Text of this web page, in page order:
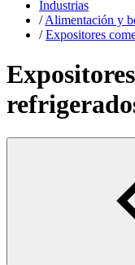
Industrias
/ Alimentación y
/ Expositores